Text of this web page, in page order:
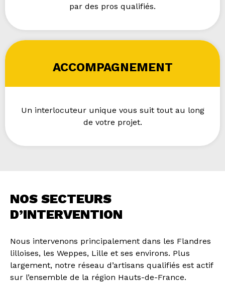
par des pros qualifiés.
ACCOMPAGNEMENT
Un interlocuteur unique vous suit tout au long
de votre projet.
NOS SECTEURS
D’INTERVENTION
Nous intervenons principalement dans les Flandres
lilloises, les Weppes, Lille et ses environs. Plus
largement, notre réseau d’artisans qualifiés est actif
sur l’ensemble de la région Hauts-de-France.